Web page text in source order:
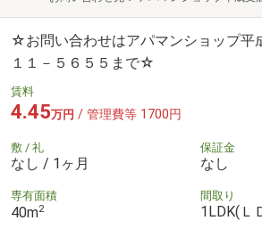
☆お問い合わせはアパマンショップ
１１－５６５５まで☆
賃料
4.45万円 / 管理費等 1700円
敷 / 礼
なし / 1ヶ月
保証金
なし
専有面積
40m2
間取り
1LDK(Ｌ